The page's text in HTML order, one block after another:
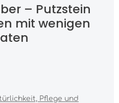
– Putzstein
mit wenigen
Pflege und